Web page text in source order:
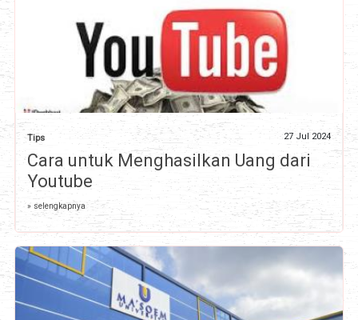
Tips 27 Jul 2024
Cara untuk Menghasilkan Uang dari
Youtube
» selengkapnya